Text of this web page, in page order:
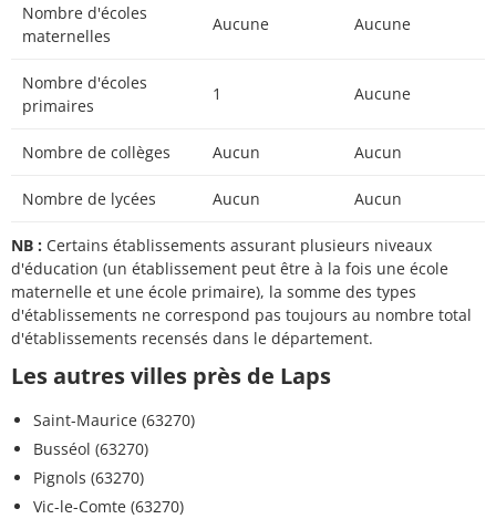
Nombre d'écoles
maternelles
Aucune Aucune
Nombre d'écoles
primaires
1 Aucune
Nombre de collèges Aucun Aucun
Nombre de lycées Aucun Aucun
NB : Certains établissements assurant plusieurs niveaux
d'éducation (un établissement peut être à la fois une école
maternelle et une école primaire), la somme des types
d'établissements ne correspond pas toujours au nombre total
d'établissements recensés dans le département.
Les autres villes près de Laps
Saint-Maurice (63270)
Busséol (63270)
Pignols (63270)
Vic-le-Comte (63270)